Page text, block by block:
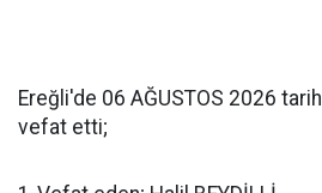
Ereğli'de 06 AĞUSTOS 2026
vefat etti;